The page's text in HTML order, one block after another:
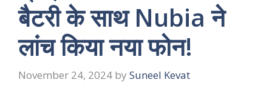
बैटरी के साथ Nubia ने
लांच किया नया फोन!
November 24, 2024 by Suneel Kevat